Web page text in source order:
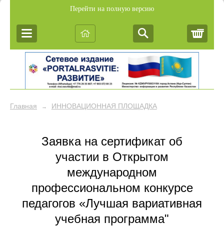
Перейти на полную версию
Главная → ИННОВАЦИОННАЯ ПЛОЩАДКА
Заявка на сертификат об
участии в Открытом
международном
профессиональном конкурсе
педагогов «Лучшая вариативная
учебная программа"